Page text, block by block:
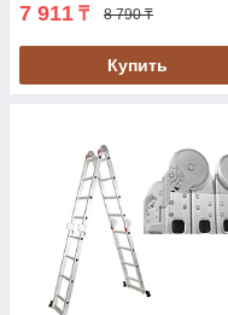
7 911 ₸ 8 790 ₸
Купить